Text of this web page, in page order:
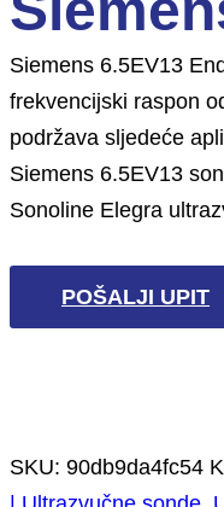
Siemens 6.5EV13
frekvencijski raspon
podržava sljedeće
Siemens 6.5EV13
Sonoline Elegra
POŠALJI UPIT
SKU: 90db9da4fc54